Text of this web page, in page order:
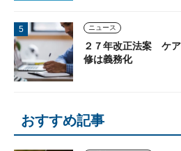
ニュース
２７年改正法案 ケ
修は義務化
おすすめ記事